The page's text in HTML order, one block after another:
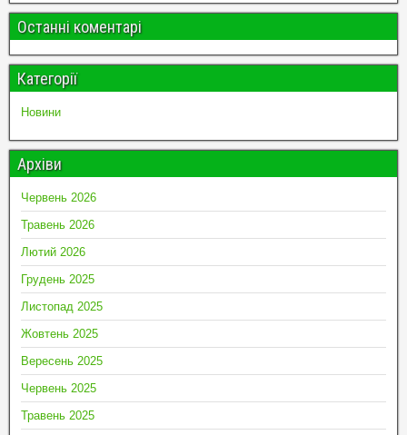
Останні коментарі
Категорії
Новини
Архіви
Червень 2026
Травень 2026
Лютий 2026
Грудень 2025
Листопад 2025
Жовтень 2025
Вересень 2025
Червень 2025
Травень 2025